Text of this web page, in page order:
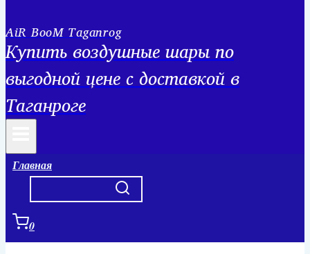
AiR BooM Taganrog
Купить воздушные шары по
выгодной цене с доставкой в
Таганроге
Главная
0